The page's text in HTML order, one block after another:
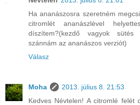
Ha ananászosra szeretném
citromlét ananászlével
díszítem?(kezdő vagyok sütés
szánnám az ananászos verziót)
Válasz
Moha
2013. július 8. 21:53
Kedves Névtelen! A citromlé felét